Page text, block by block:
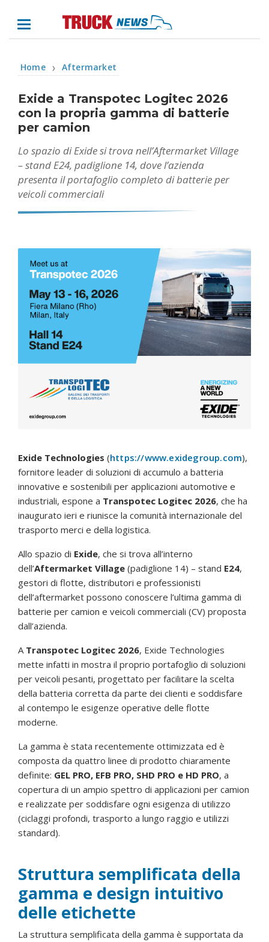
Home ❯ Aftermarket
Exide a Transpotec Logitec 2026
con la propria gamma di batterie
per camion
Lo spazio di Exide si trova nell’Aftermarket Village
– stand E24, padiglione 14, dove l’azienda
presenta il portafoglio completo di batterie per
veicoli commerciali
Exide Technologies (https://www.exidegroup.com),
fornitore leader di soluzioni di accumulo a batteria
innovative e sostenibili per applicazioni automotive e
industriali, espone a Transpotec Logitec 2026, che ha
inaugurato ieri e riunisce la comunità internazionale del
trasporto merci e della logistica.
Allo spazio di Exide, che si trova all’interno
dell’Aftermarket Village (padiglione 14) – stand E24,
gestori di flotte, distributori e professionisti
dell’aftermarket possono conoscere l’ultima gamma di
batterie per camion e veicoli commerciali (CV) proposta
dall’azienda.
A Transpotec Logitec 2026, Exide Technologies
mette infatti in mostra il proprio portafoglio di soluzioni
per veicoli pesanti, progettato per facilitare la scelta
della batteria corretta da parte dei clienti e soddisfare
al contempo le esigenze operative delle flotte
moderne.
La gamma è stata recentemente ottimizzata ed è
composta da quattro linee di prodotto chiaramente
definite: GEL PRO, EFB PRO, SHD PRO e HD PRO, a
copertura di un ampio spettro di applicazioni per camion
e realizzate per soddisfare ogni esigenza di utilizzo
(ciclaggi profondi, trasporto a lungo raggio e utilizzi
standard).
Struttura semplificata della
gamma e design intuitivo
delle etichette
La struttura semplificata della gamma è supportata da